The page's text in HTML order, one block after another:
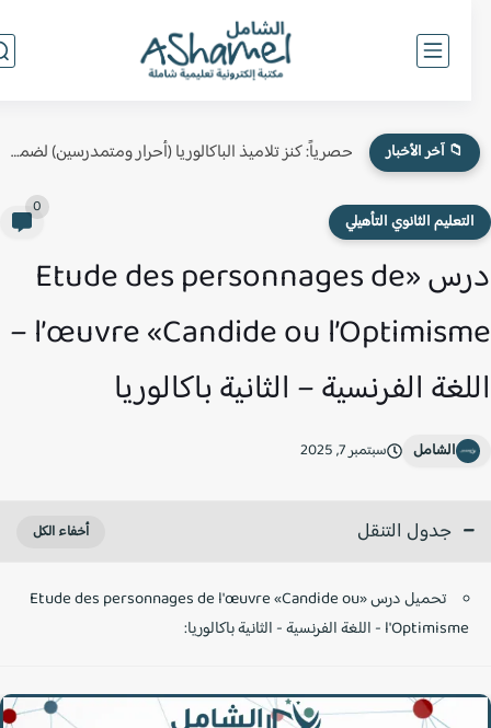
📁 آخر الأخبار حصرياً: كنز تلاميذ الباكالوريا (أحرار ومتمدرسين) لضمان النقطة الكاملة في...
الثانوي التأهيلي
درس «Etude des personnages de
l’œuvre «Candide ou l’Optimisme –
الفرنسية – الثانية باكالوريا
الشامل سبتمبر 7, 2025
جدول التنقل
تحميل درس «Etude des personnages de l'œuvre «Candide ou
l'Optimisme - اللغة الفرنسية - الثانية باكالوريا: